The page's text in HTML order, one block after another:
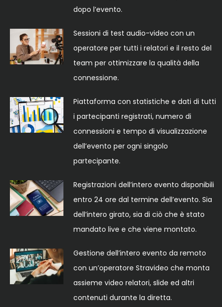
dopo l’evento.
Sessioni di test audio-video con un
operatore per tutti i relatori e il resto del
team per ottimizzare la qualità della
connessione.
Piattaforma con statistiche e dati di tutti
i partecipanti registrati, numero di
connessioni e tempo di visualizzazione
dell’evento per ogni singolo
partecipante.
Registrazioni dell’intero evento disponibili
entro 24 ore dal termine dell’evento. Sia
dell’intero girato, sia di ciò che è stato
mandato live e che viene montato.
Gestione dell’intero evento da remoto
con un’operatore Stravideo che monta
assieme video relatori, slide ed altri
contenuti durante la diretta.